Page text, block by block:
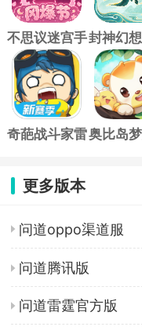
不思议迷宫手
游
封神幻
官方
奇葩战斗家雷奥比岛
更多版本
问道oppo渠道服
问道腾讯版
问道雷霆官方版